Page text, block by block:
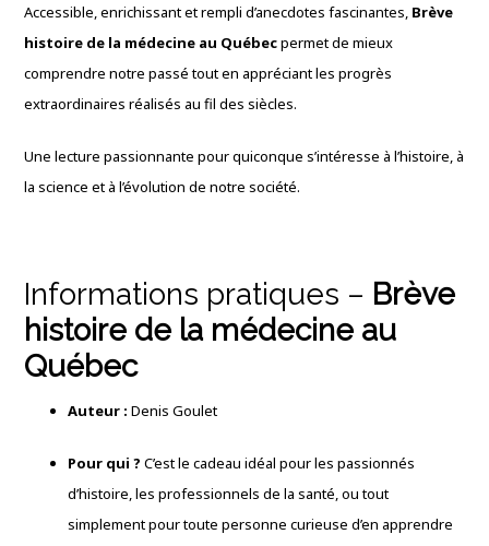
Accessible, enrichissant et rempli d’anecdotes fascinantes, Brève
histoire de la médecine au Québecpermet de mieux
comprendre notre passé tout en appréciant les progrès
extraordinaires réalisés au fil des siècles.
Une lecture passionnante pour quiconque s’intéresse à l’histoire, à
la science et à l’évolution de notre société.
Informations pratiques – Brève
histoire de la médecine au
Québec
Auteur : Denis Goulet
Pour qui ? C’est le cadeau idéal pour les passionnés
d’histoire, les professionnels de la santé, ou tout
simplement pour toute personne curieuse d’en apprendre